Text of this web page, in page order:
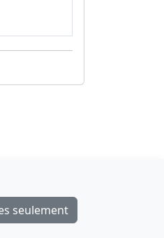
Play·Linux
Tchap
seulement